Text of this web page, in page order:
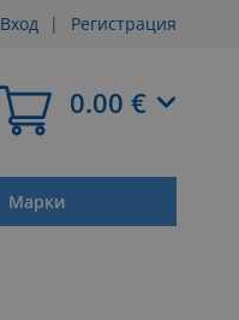
Вход Регистрация
Моята количка
0.00 €
Марки